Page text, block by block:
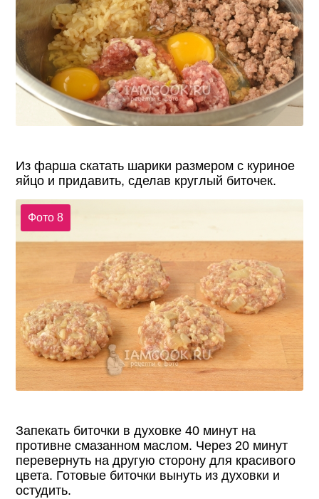
Из фарша скатать шарики размером с куриное
яйцо и придавить, сделав круглый биточек.
Фото 8
Запекать биточки в духовке 40 минут на
противне смазанном маслом. Через 20 минут
перевернуть на другую сторону для красивого
цвета. Готовые биточки вынуть из духовки и
остудить.